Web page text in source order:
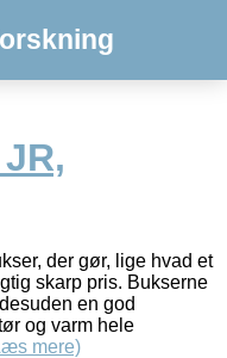
der gør, lige hvad et
skarp pris. Bukserne
en god
og varm hele
mere)